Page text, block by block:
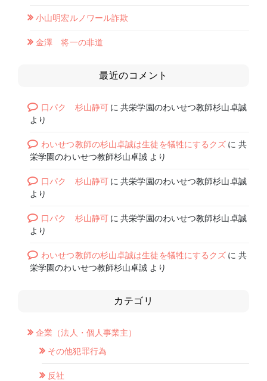
小山明宏ルノワール詐欺
金澤 将一の非道
最近のコメント
口パク 杉山静可に共栄学園のわいせつ教師杉山卓誠
より
わいせつ教師の杉山卓誠は生徒を犠牲にするクズ に 共
栄学園のわいせつ教師杉山卓誠 より
口パク 杉山静可に共栄学園のわいせつ教師杉山卓誠
より
口パク 杉山静可に共栄学園のわいせつ教師杉山卓誠
より
わいせつ教師の杉山卓誠は生徒を犠牲にするクズ に 共
栄学園のわいせつ教師杉山卓誠 より
カテゴリ
企業（法人・個人事業主）
その他犯罪行為
反社